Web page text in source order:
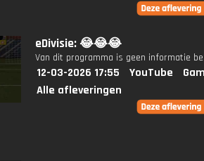
eDivisie: 😂😂😂
Van dit programma is geen informatie
12-03-2026 17:55 YouTube
Alle afleveringen